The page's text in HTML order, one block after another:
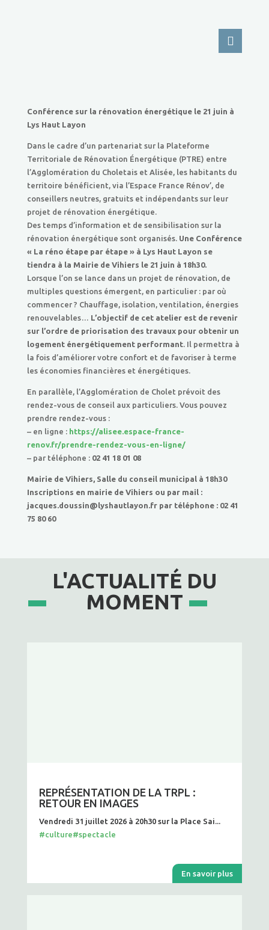
Conférence sur la rénovation énergétique le 21 juin à
Lys Haut Layon
Dans le cadre d’un partenariat sur la Plateforme
Territoriale de Rénovation Énergétique (PTRE) entre
l’Agglomération du Choletais et Alisée, les habitants du
territoire bénéficient, via l’Espace France Rénov’, de
conseillers neutres, gratuits et indépendants sur leur
projet de rénovation énergétique.
Des temps d’information et de sensibilisation sur la
rénovation énergétique sont organisés. Une Conférence
« La réno étape par étape » à Lys Haut Layon se
tiendra à la Mairie de Vihiers le 21 juin à 18h30.
Lorsque l’on se lance dans un projet de rénovation, de
multiples questions émergent, en particulier : par où
commencer ? Chauffage, isolation, ventilation, énergies
renouvelables… L’objectif de cet atelier est de revenir
sur l’ordre de priorisation des travaux pour obtenir un
logement énergétiquement performant. Il permettra à
la fois d’améliorer votre confort et de favoriser à terme
les économies financières et énergétiques.
En parallèle, l’Agglomération de Cholet prévoit des
rendez-vous de conseil aux particuliers. Vous pouvez
prendre rendez-vous :
– en ligne : https://alisee.espace-france-
renov.fr/prendre-rendez-vous-en-ligne/
– par téléphone : 02 41 18 01 08
Mairie de Vihiers, Salle du conseil municipal à 18h30
Inscriptions en mairie de Vihiers ou par mail :
jacques.doussin@lyshautlayon.fr par téléphone : 02 41
75 80 60
L'ACTUALITÉ DU
MOMENT
REPRÉSENTATION DE LA TRPL :
RETOUR EN IMAGES
Vendredi 31 juillet 2026 à 20h30 sur la Place Sai...
#culture#spectacle
En savoir plus